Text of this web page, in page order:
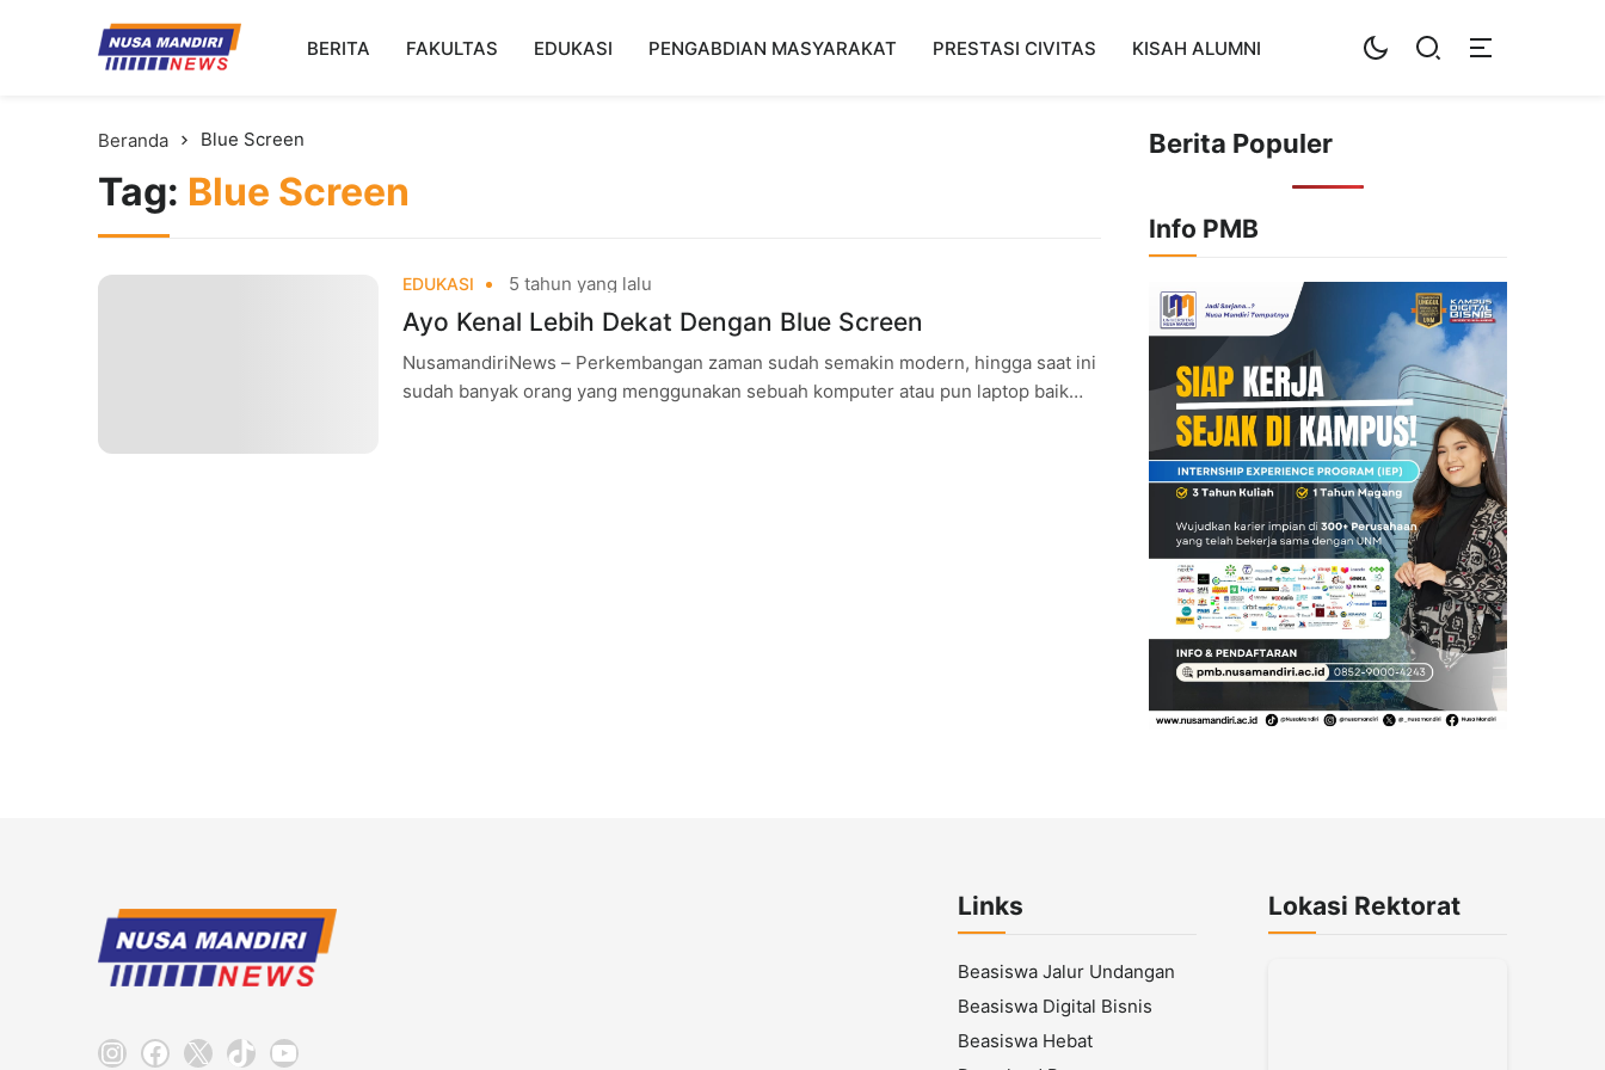
Kampus Digital Bisnis
Universitas Nusa Mandiri
BERITA FAKULTAS EDUKASI PENGABDIAN MASYARAKAT PRESTASI CIVITAS KISAH ALUMNI
Beranda Blue Screen
Tag: Blue Screen
EDUKASI 5 tahun yang lalu
Ayo Kenal Lebih Dekat Dengan Blue Screen
NusamandiriNews – Perkembangan zaman sudah semakin modern, hingga saat ini
sudah banyak orang yang menggunakan sebuah komputer atau pun laptop baik
Berita Populer
Info PMB
Instagram
Facebook
X TikTokYouTube
Links
Beasiswa Jalur Undangan
Beasiswa Digital Bisnis
Beasiswa Hebat
Lokasi Rektorat